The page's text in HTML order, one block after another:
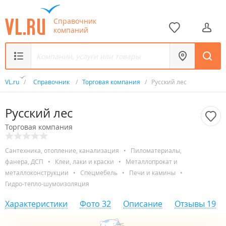
Справочник
компаний
VL.ru / Справочник / Торговая компания / Русский лес
Русский лес
Торговая компания
Сантехника, отопление, канализация •
Пиломатериалы,
фанера, ДСП
• Клеи, лаки и краски •
Металлопрокат и
металлоконструкции
• Спецмебель • Печи и камины
•
Гидро-тепло-шумоизоляция
Характеристики Фото 32 Описание Отзывы 19